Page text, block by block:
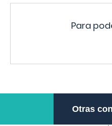
Para
Otras